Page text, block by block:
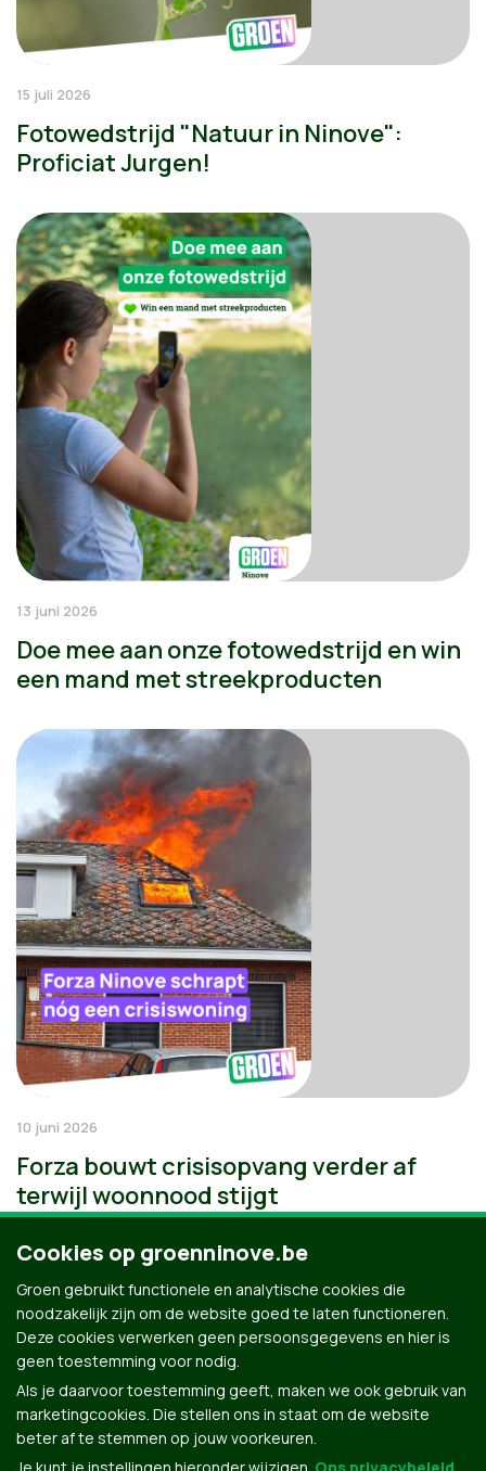
15 juli 2026
Fotowedstrijd "Natuur in Ninove":
Proficiat Jurgen!
13 juni 2026
Doe mee aan onze fotowedstrijd en win
een mand met streekproducten
10 juni 2026
Forza bouwt crisisopvang verder af
terwijl woonnood stijgt
Cookies op groenninove.be
Groen gebruikt functionele en analytische cookies die
noodzakelijk zijn om de website goed te laten functioneren.
Deze cookies verwerken geen persoonsgegevens en hier is
geen toestemming voor nodig.
Als je daarvoor toestemming geeft, maken we ook gebruik van
marketingcookies. Die stellen ons in staat om de website
beter af te stemmen op jouw voorkeuren.